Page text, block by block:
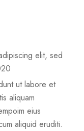
elit, sed
ut labore et
aliquam
eius
aliquid eruditi.